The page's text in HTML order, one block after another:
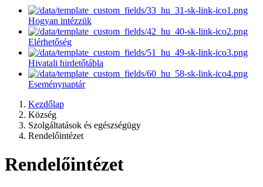
Hogyan intézzük
Elérhetőség
Hivatali hirdetőtábla
Eseménynaptár
Kezdőlap
Község
Szolgáltatások és egészségügy
Rendelőintézet
Rendelőintézet